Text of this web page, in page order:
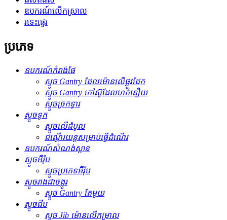
ឧបករណ៍លើកស្រាល
រទេះផ្ទេរ
ប្រភេទ
ឧបករណ៍កំពង់ផែ
ស្ទូច Gantry ដែលម៉ោនលើផ្លូវដែក
ស្ទូច Gantry កៅស៊ូដែលហត់នឿយ
ស្ទូច​ច្រកទ្វារ
ស្ទូចទូក
ស្ទូចលើដំបូល
ជណ្តើរយន្តសម្រាប់ធ្វើដំណើរ
ឧបករណ៍សំណង់ស្ពាន
ស្ទូចអឺរ៉ុប
ស្ទូចប្រភេទអឺរ៉ុប
ស្ទូច​រាង​ជា​ចង្អូរ
ស្ទូច Gantry តែមួយ
ស្ទូច​ជីប
ស្ទូច Jib ម៉ោនលើកម្រាល